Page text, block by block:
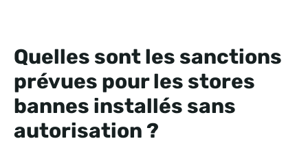
Quelles sont les sanctions
prévues pour les stores
bannes installés sans
autorisation ?